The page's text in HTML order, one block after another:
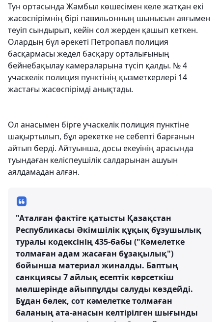
Түн ортасында Жамбыл көшесімен келе жатқан екі
жасөспірімнің бірі павильонның шынысын аяғымен
теуіп сындырып, кейін сол жерден қашып кеткен.
Олардың бұл әрекеті Петропавл полиция
басқармасы жедел басқару орталығының
бейнебақылау камераларына түсіп қалды. № 4
учаскелік полиция пунктінің қызметкерлері 14
жастағы жасөспірімді анықтады.
Ол анасымен бірге учаскелік полиция пунктіне
шақыртылып, бұл әрекетке не себепті барғанын
айтып берді. Айтуынша, досы екеуінің арасында
туындаған келіспеушілік салдарынан ашуын
аялдамадан алған.
"Аталған фактіге қатысты Қазақстан
Республикасы Әкімшілік құқық бұзушылық
туралы кодексінің 435-бабы ("Кәмелетке
толмаған адам жасаған бұзақылық")
бойынша материал жиналды. Баптың
санкциясы 7 айлық есептік көрсеткіш
мөлшерінде айыппұлды салуды көздейді.
Бұдан бөлек, сот кәмелетке толмаған
баланың ата-анасын келтірілген шығынды